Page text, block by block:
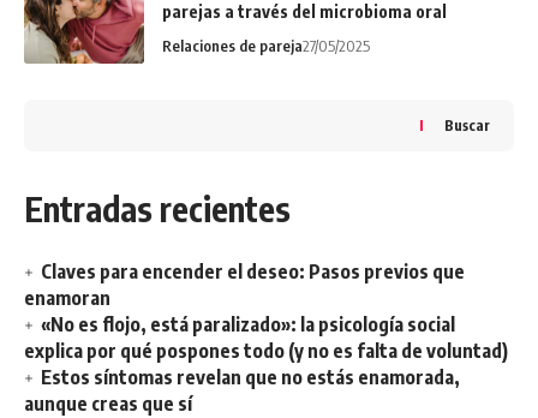
parejas a través del microbioma oral
Relaciones de pareja27/05/2025
Buscar
Entradas recientes
Claves para encender el deseo: Pasos previos que
enamoran
«No es flojo, está paralizado»: la psicología social
explica por qué pospones todo (y no es falta de voluntad)
Estos síntomas revelan que no estás enamorada,
aunque creas que sí